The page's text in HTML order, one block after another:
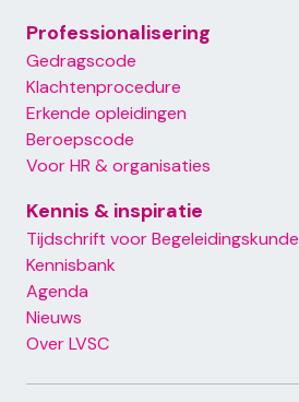
Footer secondair
Professionalisering
Gedragscode
Klachtenprocedure
Erkende opleidingen
Beroepscode
Voor HR & organisaties
Footer tertiairy
Kennis & inspiratie
Tijdschrift voor Begeleidingskunde
Kennisbank
Agenda
Nieuws
Over LVSC